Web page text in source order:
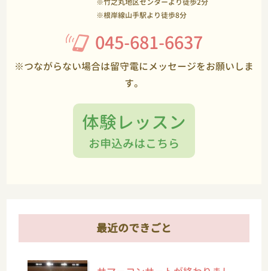
※竹之丸地区センターより徒歩2分
※根岸線山手駅より徒歩8分
045-681-6637
※つながらない場合は留守電にメッセージをお願いしま
す。
体験レッスン
お申込みはこちら
最近のできごと